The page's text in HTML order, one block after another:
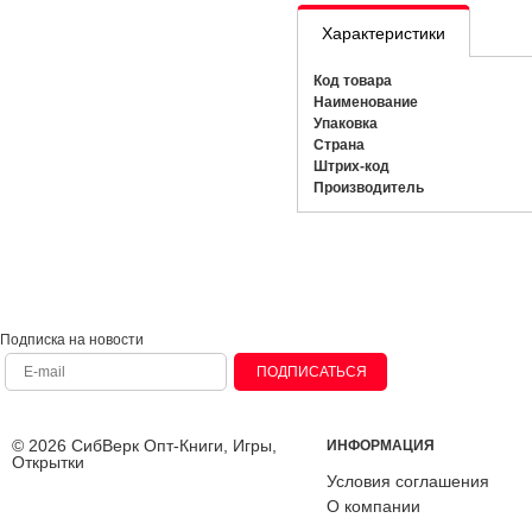
Характеристики
Код товара
Наименование
Упаковка
Страна
Штрих-код
Производитель
Подписка на новости
ПОДПИСАТЬСЯ
© 2026 СибВерк Опт-Книги, Игры,
Открытки
ИНФОРМАЦИЯ
Условия соглашения
О компании